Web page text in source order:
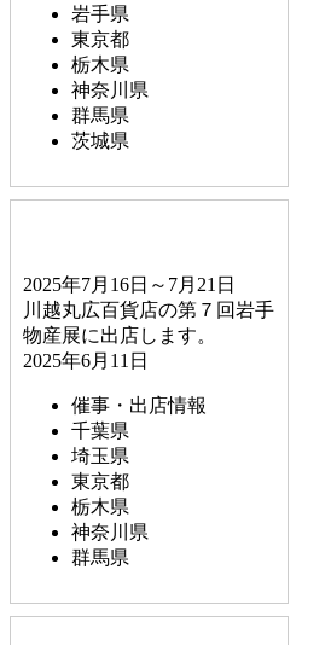
岩手県
東京都
栃木県
神奈川県
群馬県
茨城県
2025年7月16日～7月21日
川越丸広百貨店の第７回岩手
物産展に出店します。
2025年6月11日
催事・出店情報
千葉県
埼玉県
東京都
栃木県
神奈川県
群馬県